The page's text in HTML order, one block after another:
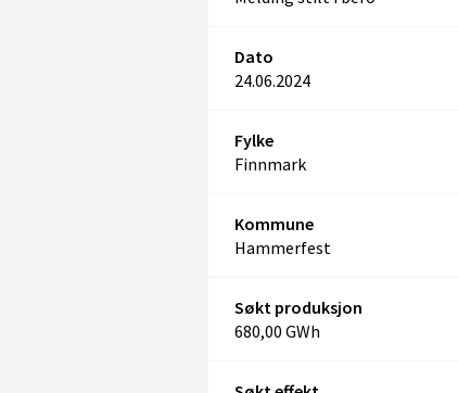
Dato
24.06.2024
Fylke
Finnmark
Kommune
Hammerfest
Søkt produksjon
680,00 GWh